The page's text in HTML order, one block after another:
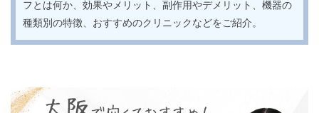
フとは何か、効果やメリット、副作用やデメリット、機器の
種類別の特徴、おすすめのクリニックなどをご紹介。